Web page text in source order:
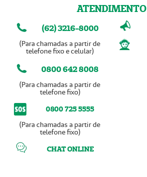
ATENDIMENTO
(62) 3216-8000
(Para chamadas a partir de
telefone fixo e celular)
0800 642 8008
(Para chamadas a partir de
telefone fixo)
0800 725 5555
(Para chamadas a partir de
telefone fixo)
CHAT ONLINE